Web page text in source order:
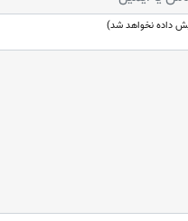
داده نخواهد شد)